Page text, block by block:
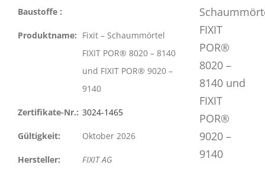
Baustoffe :
Produktname: Fixit – Schaummörtel
FIXIT POR® 8020 – 8140
und FIXIT POR® 9020 –
9140
Zertifikate-Nr.: 3024-1465
Gültigkeit: Oktober 2026
Hersteller:
FIXIT AG